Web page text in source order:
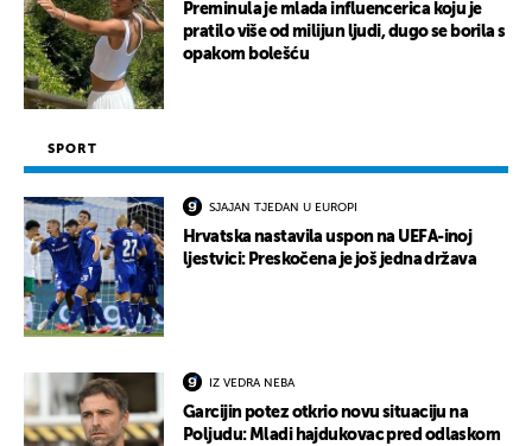
Preminula je mlada influencerica koju je
pratilo više od milijun ljudi, dugo se borila s
opakom bolešću
SPORT
SJAJAN TJEDAN U EUROPI
Hrvatska nastavila uspon na UEFA-inoj
ljestvici: Preskočena je još jedna država
IZ VEDRA NEBA
Garcijin potez otkrio novu situaciju na
Poljudu: Mladi hajdukovac pred odlaskom